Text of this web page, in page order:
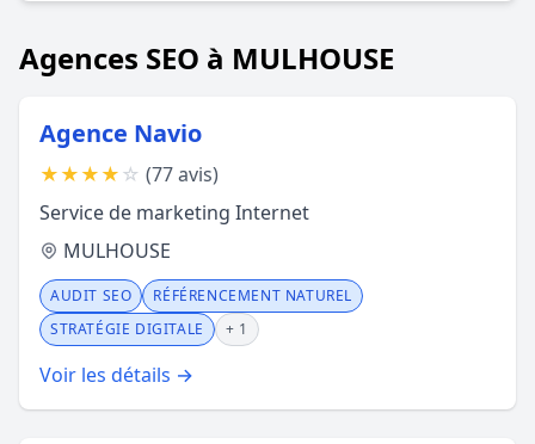
Agences SEO à MULHOUSE
Agence Navio
★★★★☆ (77 avis)
Service de marketing Internet
MULHOUSE
AUDIT SEO
RÉFÉRENCEMENT NATUREL
STRATÉGIE DIGITALE
+ 1
Voir les détails →